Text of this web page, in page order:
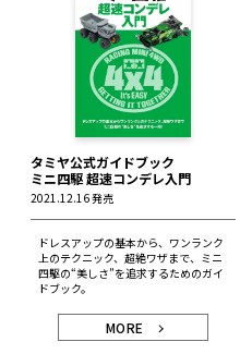
タミヤ公式ガイドブック
ミニ四駆 超速コンデレ入門
2021.12.16 発売
ドレスアップの基本から、ワンランク
上のテクニック、超絶ワザまで、ミニ
四駆の“美しさ”を追求するためのガイ
ドブック。
MORE